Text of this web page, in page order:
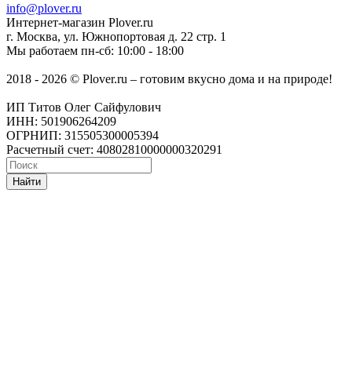
info@plover.ru
Интернет-магазин Plover.ru
г. Москва, ул. Южнопортовая д. 22 стр. 1
Мы работаем пн-сб: 10:00 - 18:00
2018 - 2026 © Plover.ru – готовим вкусно дома и на природе!
ИП Титов Олег Сайфулович
ИНН: 501906264209
ОГРНИП: 315505300005394
Расчетный счет: 40802810000000320291
Найти